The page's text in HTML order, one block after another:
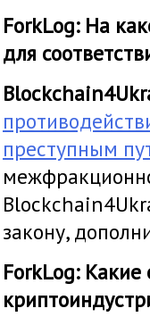
ForkLog: На
для
преступным
закону,
ForkLog: